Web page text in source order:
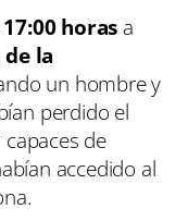
17:00 horas a
la
un hombre y
perdido el
de
accedido al